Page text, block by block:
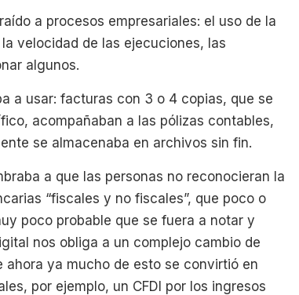
a procesos empresariales: el uso de la
velocidad de las ejecuciones, las
algunos.
a usar: facturas con 3 o 4 copias, que se
acompañaban a las pólizas contables,
se almacenaba en archivos sin fin.
a que las personas no reconocieran la
“fiscales y no fiscales”, que poco o
poco probable que se fuera a notar y
nos obliga a un complejo cambio de
ya mucho de esto se convirtió en
por ejemplo, un CFDI por los ingresos